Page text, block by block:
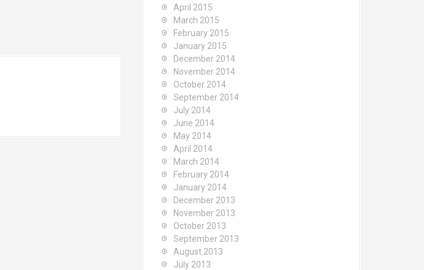
April 2015
March 2015
February 2015
January 2015
December 2014
November 2014
October 2014
September 2014
July 2014
June 2014
May 2014
April 2014
March 2014
February 2014
January 2014
December 2013
November 2013
October 2013
September 2013
August 2013
July 2013